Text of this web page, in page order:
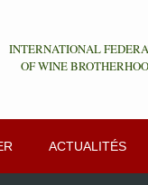
INTERNATIONAL
OF WINE
ACTUALITÉS